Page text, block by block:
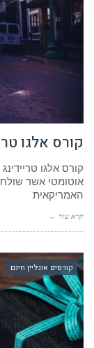
קורס אלגו
קורס אלגו
אוטומטי אשר שולח
האמריקאית
קרא עוד ←
קורסים אונליין חינם